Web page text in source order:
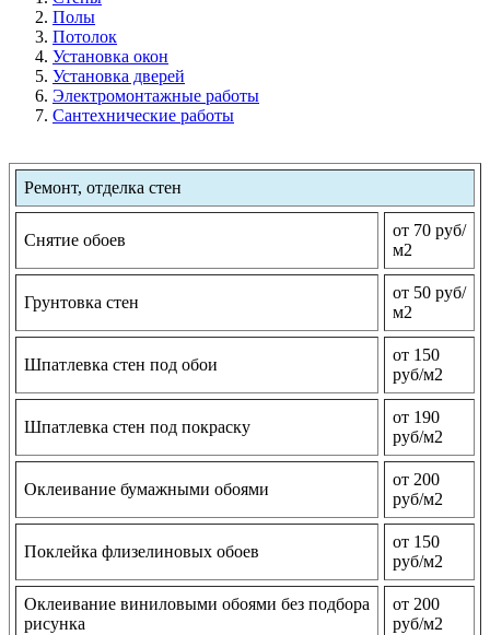
Полы
Потолок
Установка окон
Установка дверей
Электромонтажные работы
Сантехнические работы
Ремонт, отделка стен
Снятие обоев
от 70 руб/
м2
Грунтовка стен
от 50 руб/
м2
Шпатлевка стен под обои
от 150
руб/м2
Шпатлевка стен под покраску
от 190
руб/м2
Оклеивание бумажными обоями
от 200
руб/м2
Поклейка флизелиновых обоев
от 150
руб/м2
Оклеивание виниловыми обоями без подбора
рисунка
от 200
руб/м2